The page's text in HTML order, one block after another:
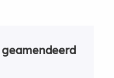
geamendeerd